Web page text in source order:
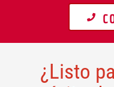
¿Listo